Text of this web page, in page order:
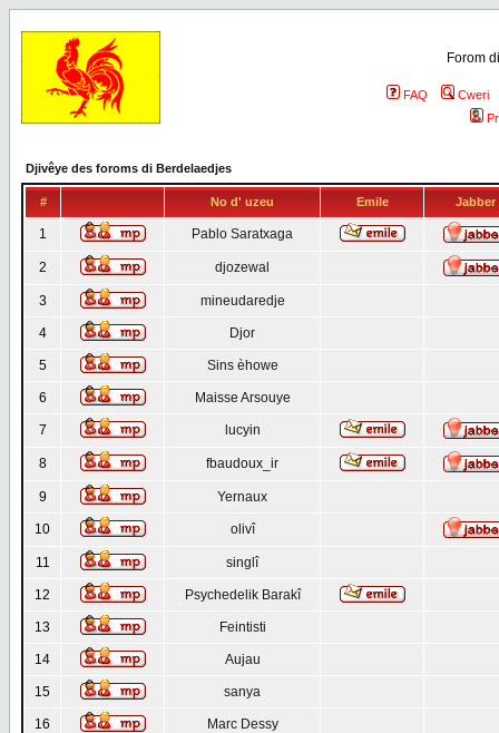
Forom
FAQ
Cweri
Djivêye des foroms di Berdelaedjes
# No d' uzeu Emile Jabber
1 Pablo Saratxaga
2 djozewal
3 mineudaredje
4 Djor
5 Sins èhowe
6 Maisse Arsouye
7 lucyin
8 fbaudoux_ir
9 Yernaux
10 olivî
11 singlî
12 Psychedelik Barakî
13 Feintisti
14 Aujau
15 sanya
16 Marc Dessy